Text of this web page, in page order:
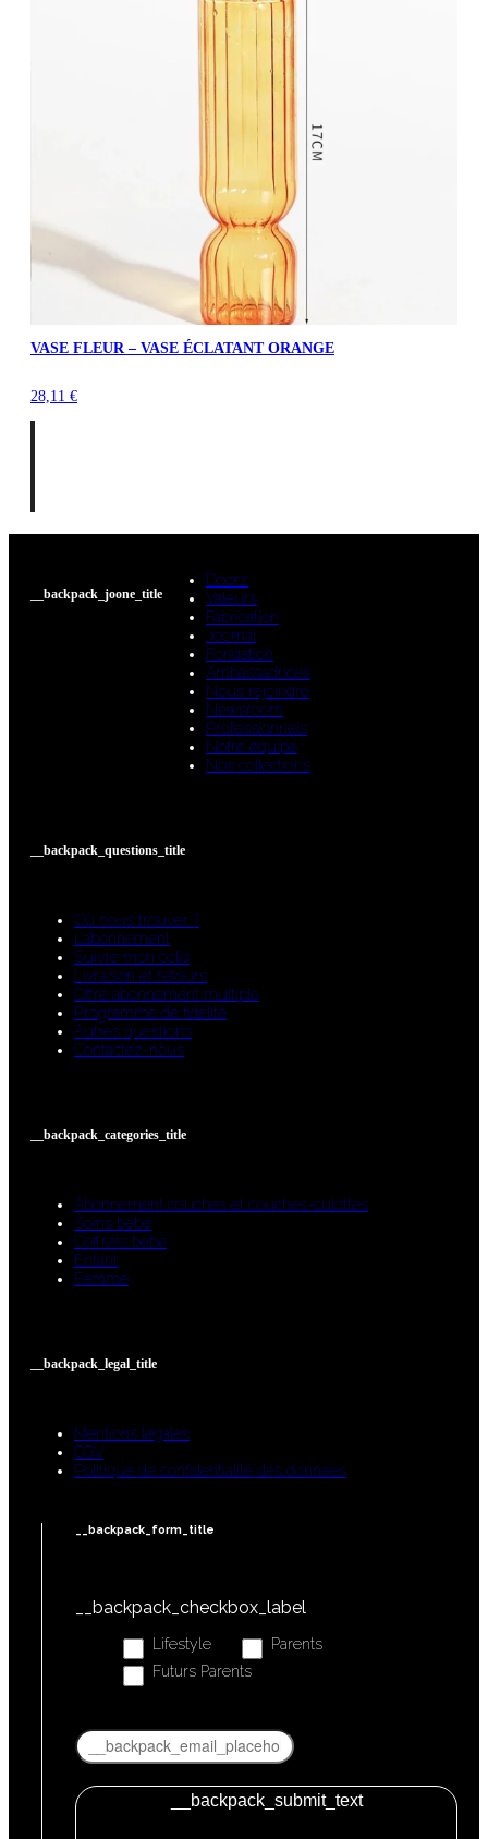
VASE FLEUR – VASE ÉCLATANT ORANGE
28,11 €
__backpack_joone_title
Doorz
Valeurs
Fabrication
Joornal
Fondation
Ambassadrices
Nous rejoindre
Newsroom
Professionnels
Notre équipe
Nos collections
__backpack_questions_title
Où nous trouver ?
L’abonnement
Suivre mon colis
Livraison et retours
Offre abonnement multiple
Programme de fidélité
Autres questions
Contactez-nous
__backpack_categories_title
Abonnement couches et couches-culottes
Soins bébé
Coffrets bébé
Enfant
Femme
__backpack_legal_title
Mentions légales
CGV
Politique de confidentialité des données
__backpack_form_title
__backpack_checkbox_label
Lifestyle
Parents
Futurs Parents
__backpack_submit_text